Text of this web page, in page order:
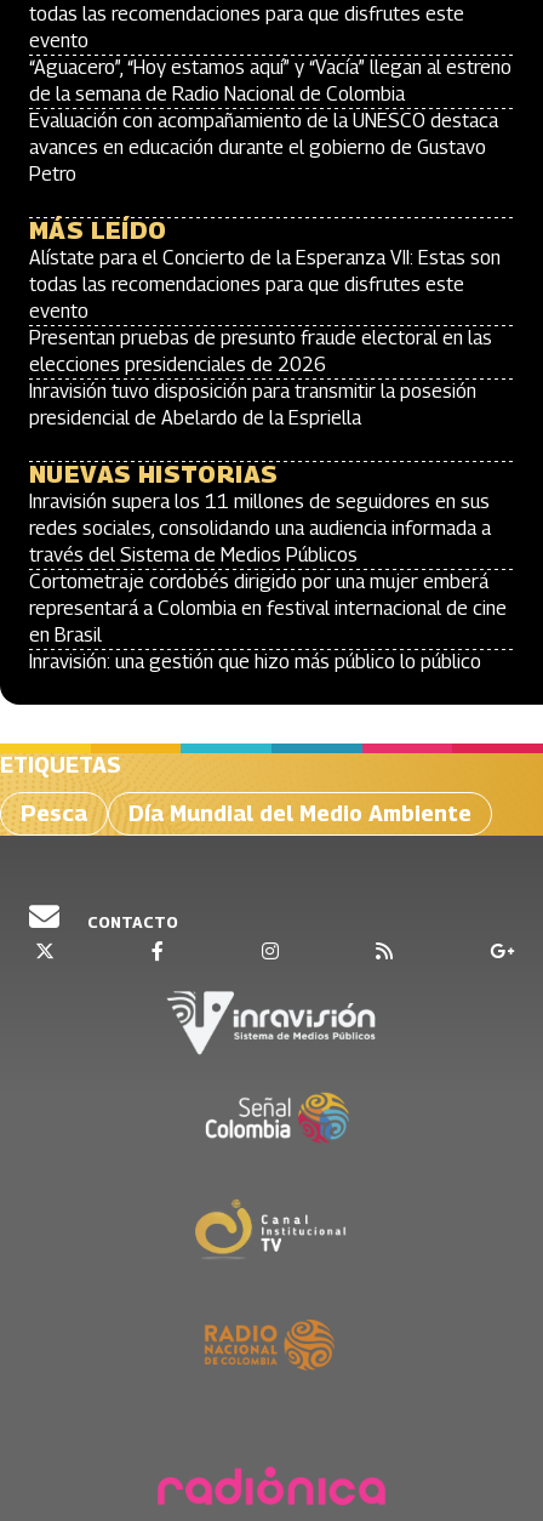
todas las recomendaciones para que disfrutes este
evento
“Aguacero”, “Hoy estamos aquí” y “Vacía” llegan al estreno
de la semana de Radio Nacional de Colombia
Evaluación con acompañamiento de la UNESCO destaca
avances en educación durante el gobierno de Gustavo
Petro
MÁS LEÍDO
Alístate para el Concierto de la Esperanza VII: Estas son
todas las recomendaciones para que disfrutes este
evento
Presentan pruebas de presunto fraude electoral en las
elecciones presidenciales de 2026
Inravisión tuvo disposición para transmitir la posesión
presidencial de Abelardo de la Espriella
NUEVAS HISTORIAS
Inravisión supera los 11 millones de seguidores en sus
redes sociales, consolidando una audiencia informada a
través del Sistema de Medios Públicos
Cortometraje cordobés dirigido por una mujer emberá
representará a Colombia en festival internacional de cine
en Brasil
Inravisión: una gestión que hizo más público lo público
ETIQUETAS
Pesca
Día Mundial del Medio Ambiente
CONTACTO